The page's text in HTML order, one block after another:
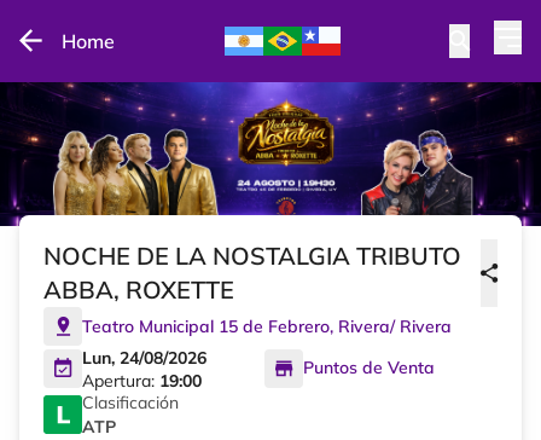
Home
NOCHE DE LA NOSTALGIA TRIBUTO
ABBA, ROXETTE
Teatro Municipal 15 de Febrero, Rivera/ Rivera
Lun, 24/08/2026
Apertura: 19:00
Puntos de Venta
Clasificación
ATP